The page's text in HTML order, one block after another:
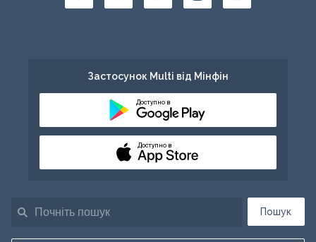
Пошук
Застосунок Multi від Мінфін
Доступно в
Доступно в